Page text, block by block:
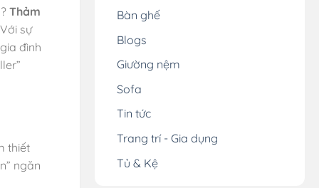
Thảm
sự
đình
thiết
ngăn
Bàn ghế
Blogs
Giường nệm
Sofa
Tin tức
Trang trí - Gia dụng
Tủ & Kệ